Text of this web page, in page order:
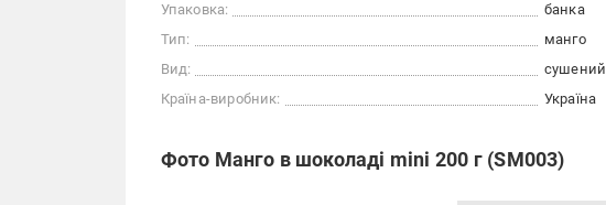
Упаковка:
банка
Тип:
манго
Вид:
сушений
Країна-виробник:
Україна
Фото Манго в шоколаді mini 200 г (SM003)